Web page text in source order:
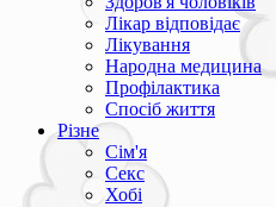
Лікар відповідає
Лікування
Народна медицина
Профілактика
Спосіб життя
Різне
Сім'я
Секс
Хобі